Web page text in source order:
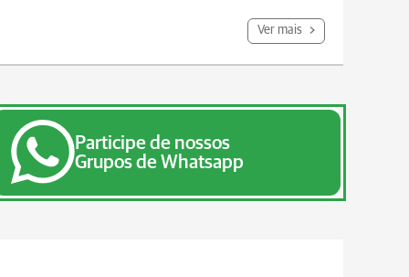
Ver mais
Participe de nossos
Grupos de Whatsapp